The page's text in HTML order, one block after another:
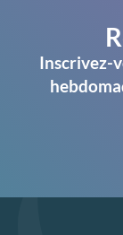
Inscrivez-